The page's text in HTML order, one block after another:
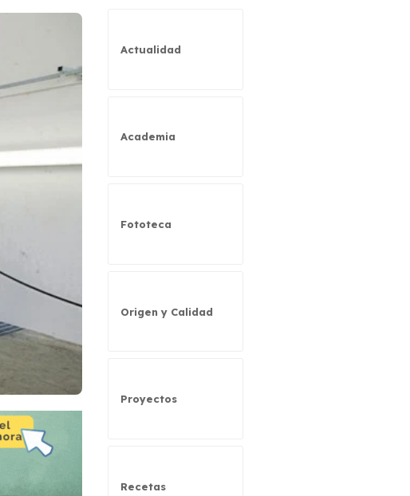
Actualidad
Academia
Fototeca
Origen y Calidad
Proyectos
Recetas